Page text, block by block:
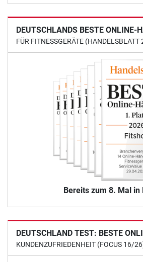
DEUTSCHLANDS BESTE ONLINE-
FÜR FITNESSGERÄTE (HANDELSBLATT
Bereits zum 8. Mal in
DEUTSCHLAND TEST: BESTE
KUNDENZUFRIEDENHEIT (FOCUS 16/